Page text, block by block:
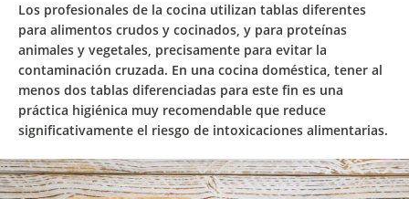
Los profesionales de la cocina utilizan tablas diferentes
para alimentos crudos y cocinados, y para proteínas
animales y vegetales, precisamente para evitar la
contaminación cruzada. En una cocina doméstica, tener al
menos dos tablas diferenciadas para este fin es una
práctica higiénica muy recomendable que reduce
significativamente el riesgo de intoxicaciones alimentarias.